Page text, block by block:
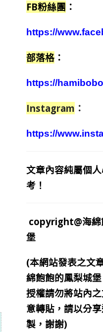
FB粉絲團 ：
https://
部落格 ：
https://
Instagram ：
https://
文章內容純屬個
考！
copyright@海綿
堡
(本網站發表之文
綿飽飽的鳳梨城堡
授權請勿將站內
意轉貼，請以分
製，謝謝)